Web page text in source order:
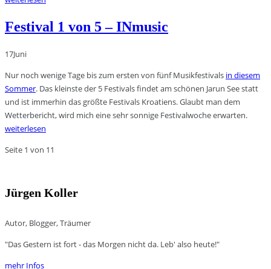
Festival 1 von 5 – INmusic
17Juni
Nur noch wenige Tage bis zum ersten von fünf Musikfestivals in diesem
Sommer. Das kleinste der 5 Festivals findet am schönen Jarun See statt
und ist immerhin das größte Festivals Kroatiens. Glaubt man dem
Wetterbericht, wird mich eine sehr sonnige Festivalwoche erwarten.
weiterlesen
Seite 1 von 11
Jürgen Koller
Autor, Blogger, Träumer
"Das Gestern ist fort - das Morgen nicht da. Leb' also heute!"
mehr Infos